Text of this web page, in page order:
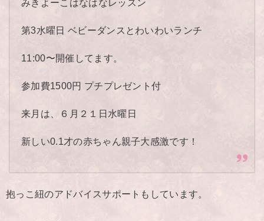
みきよーこはなはなレッスン
第3水曜日 ベビーダンスとわいわいランチ
11:00〜開催してます。
参加費1500円 プチプレゼント付
来月は、６月２１日水曜日
新しい0.1才の赤ちゃん親子大感激です！
抱っこ紐のアドバイスサポートもしています。